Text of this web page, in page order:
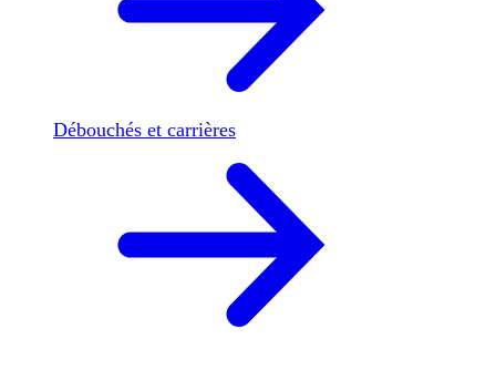
Débouchés et carrières